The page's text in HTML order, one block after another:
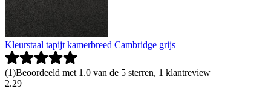
Kleurstaal tapijt kamerbreed Cambridge grijs
(1)Beoordeeld met 1.0 van de 5 sterren, 1 klantreview
2.29